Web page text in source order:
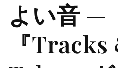
よい音 —
『